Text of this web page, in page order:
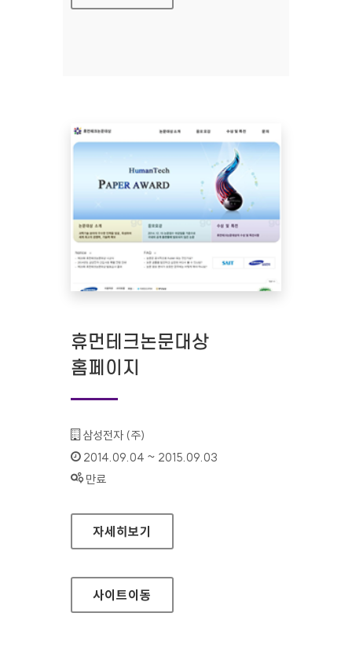
휴먼테크논문대상
홈페이지
기관명 :
삼성전자 (주)
인증기간 :
2014.09.04 ~ 2015.09.03
상태 :
만료
휴먼테크논문대상 홈페이지
자세히보기
사이트이동